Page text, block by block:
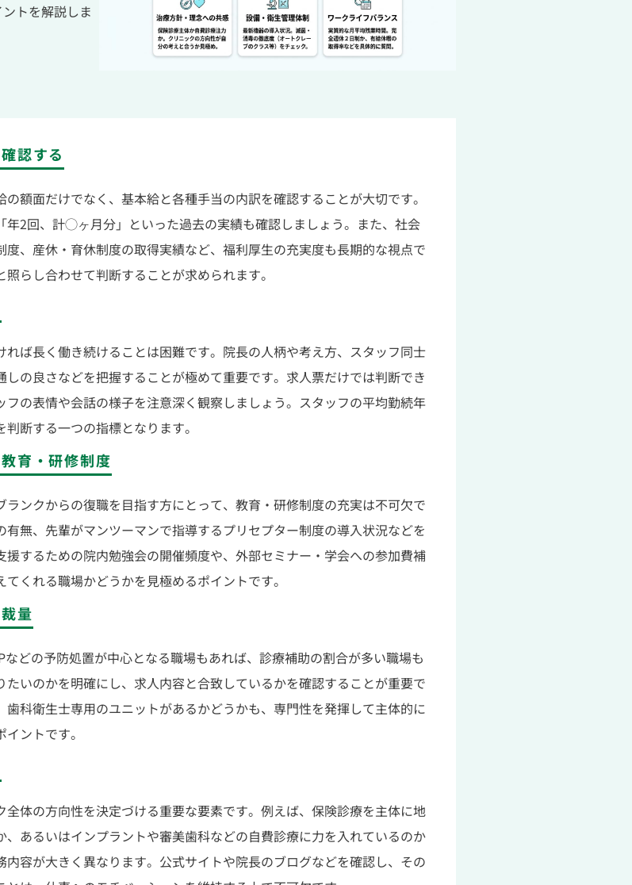
トを解説しま
認する
額面だけでなく、基本給と各種手当の内訳を確認することが大切です。
年2回、計◯ヶ月分」といった過去の実績も確認しましょう。また、社会
、産休・育休制度の取得実績など、福利厚生の充実度も長期的な視点で
らし合わせて判断することが求められます。
ば長く働き続けることは困難です。院長の人柄や考え方、スタッフ同士
の良さなどを把握することが極めて重要です。求人票だけでは判断でき
の表情や会話の様子を注意深く観察しましょう。スタッフの平均勤続年
断する一つの指標となります。
育・研修制度
ンクからの復職を目指す方にとって、教育・研修制度の充実は不可欠で
無、先輩がマンツーマンで指導するプリセプター制度の導入状況などを
するための院内勉強会の開催頻度や、外部セミナー・学会への参加費補
くれる職場かどうかを見極めるポイントです。
量
どの予防処置が中心となる職場もあれば、診療補助の割合が多い職場も
いのかを明確にし、求人内容と合致しているかを確認することが重要で
科衛生士専用のユニットがあるかどうかも、専門性を発揮して主体的に
ントです。
体の方向性を決定づける重要な要素です。例えば、保険診療を主体に地
あるいはインプラントや審美歯科などの自費診療に力を入れているのか
容が大きく異なります。公式サイトや院長のブログなどを確認し、その